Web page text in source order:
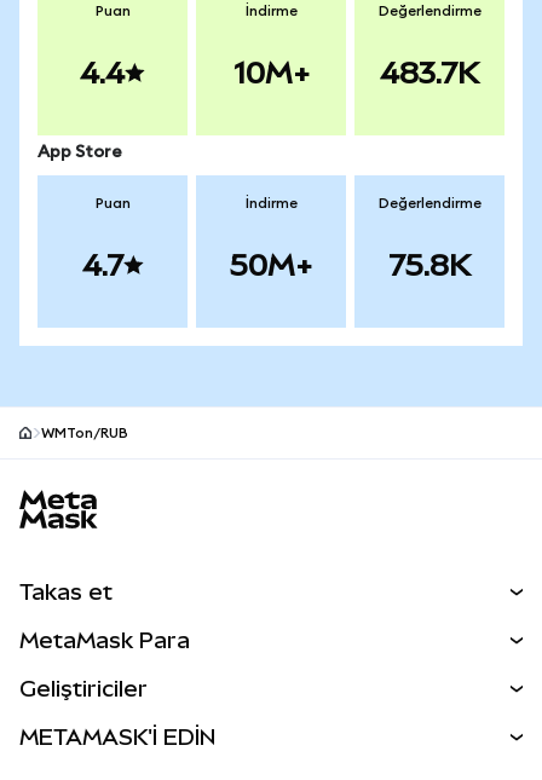
Puan
4.4
İndirme
10M+
Değerlendirme
483.7K
App Store
Puan
4.7
İndirme
50M+
Değerlendirme
75.8K
WMTon/RUB
Takas et
Perps
RWA'lar
MetaMask Para
Geliştiriciler
METAMASK'İ EDİN